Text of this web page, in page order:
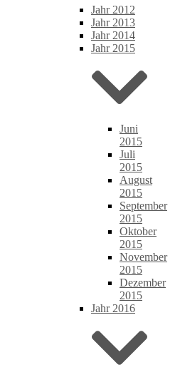
Jahr 2012
Jahr 2013
Jahr 2014
Jahr 2015
Juni
2015
Juli
2015
August
2015
September
2015
Oktober
2015
November
2015
Dezember
2015
Jahr 2016